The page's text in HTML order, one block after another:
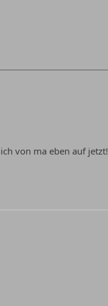
von ma eben auf jetzt!